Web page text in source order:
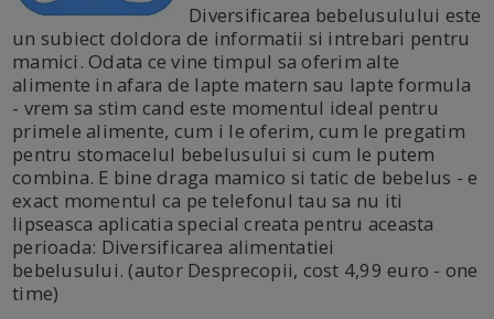
Diversificarea bebelusulului este
un subiect doldora de informatii si intrebari pentru
mamici. Odata ce vine timpul sa oferim alte
alimente in afara de lapte matern sau lapte formula
- vrem sa stim cand este momentul ideal pentru
primele alimente, cum i le oferim, cum le pregatim
pentru stomacelul bebelusului si cum le putem
combina. E bine draga mamico si tatic de bebelus - e
exact momentul ca pe telefonul tau sa nu iti
lipseasca aplicatia special creata pentru aceasta
perioada: Diversificarea alimentatiei
bebelusului. (autor Desprecopii, cost 4,99 euro - one
time)